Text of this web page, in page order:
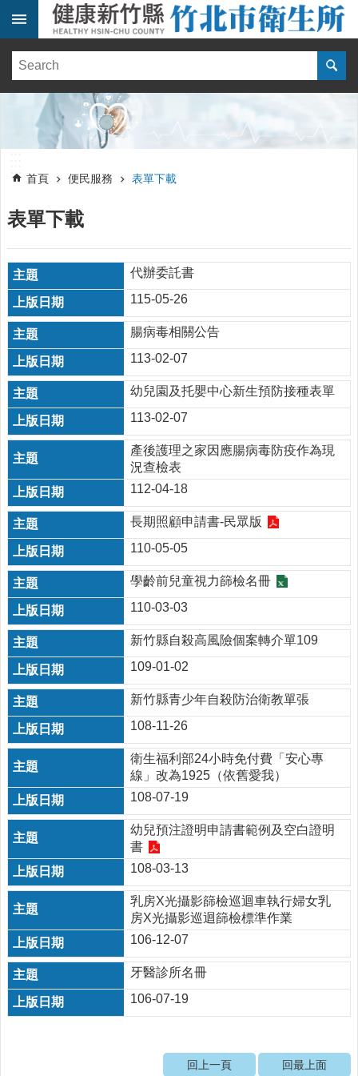
跳到主要內容區塊
健
訊
簡
便
務
線
上
報
名
醫
療
資
源
門
診
時
間
表
預
防
注
射
時
間
表
網
站
連
結
相
關
連
結
規
查
詢
預
約
掛
健
首頁 便民服務 表單下載
表單下載
代辦委託書
115-05-26
腸病毒相關公告
113-02-07
幼兒園及托嬰中心新生預防接種表單
113-02-07
產後護理之家因應腸病毒防疫作為現
況查檢表
112-04-18
長期照顧申請書-民眾版
110-05-05
學齡前兒童視力篩檢名冊
110-03-03
新竹縣自殺高風險個案轉介單109
109-01-02
新竹縣青少年自殺防治衛教單張
108-11-26
衛生福利部24小時免付費「安心專
線」改為1925（依舊愛我）
108-07-19
幼兒預注證明申請書範例及空白證明
書
108-03-13
乳房X光攝影篩檢巡迴車執行婦女乳
房X光攝影巡迴篩檢標準作業
106-12-07
牙醫診所名冊
106-07-19
回上一頁 回最上面